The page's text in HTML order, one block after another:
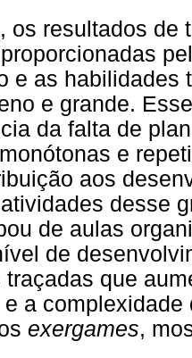
os resultados de
e as habilidades
e grande.
da falta de
e
aos
desse
de aulas
de
traçadas que
a
exergames,